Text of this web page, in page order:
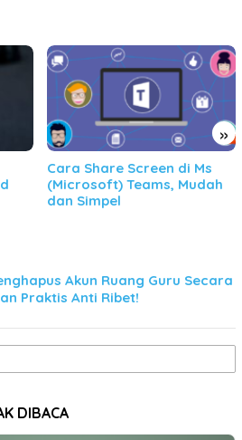
»
Cara Share Screen di Ms
(Microsoft) Teams, Mudah
dan Simpel
Akun Ruang Guru Secara
Praktis Anti Ribet!
DIBACA